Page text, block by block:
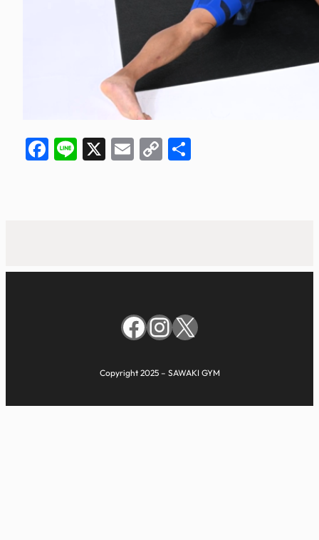
Facebook
Line
X EmailCopy
Facebook
Instagram
X
Copyright 2025 – SAWAKI GYM